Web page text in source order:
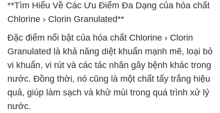
**Tìm Hiểu Về Các Ưu Điểm Đa Dạng của hóa chất
Chlorine › Clorin Granulated**
Đặc điểm nổi bật của hóa chất Chlorine › Clorin
Granulated là khả năng diệt khuẩn mạnh mẽ, loại bỏ
vi khuẩn, vi rút và các tác nhân gây bệnh khác trong
nước. Đồng thời, nó cũng là một chất tẩy trắng hiệu
quả, giúp làm sạch và khử mùi trong quá trình xử lý
nước.